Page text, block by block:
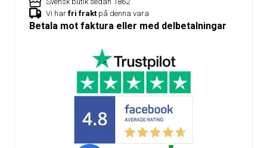
Vi har fri frakt på denna vara
Betala mot faktura eller med delbetalningar